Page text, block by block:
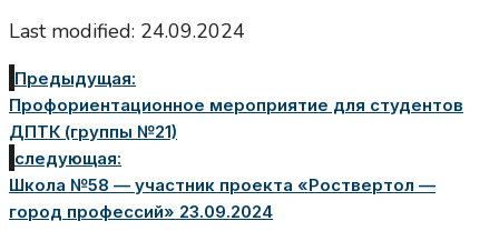
Last modified: 24.09.2024
Предыдущая:
Профориентационное мероприятие для студентов
ДПТК (группы №21)
следующая:
Школа №58 — участник проекта «Роствертол —
город профессий» 23.09.2024